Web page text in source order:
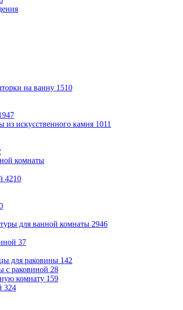
на ванну 1510
из искусственного камня 1011
комнаты
4210
для ванной комнаты 2946
37
для раковины 142
с раковиной 28
комнату 159
324